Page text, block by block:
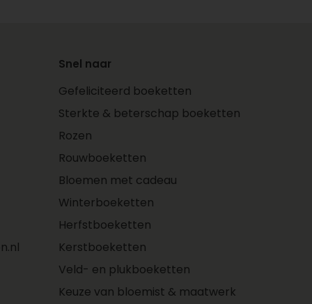
Snel naar
Gefeliciteerd boeketten
Sterkte & beterschap boeketten
Rozen
Rouwboeketten
Bloemen met cadeau
Winterboeketten
Herfstboeketten
Kerstboeketten
Veld- en plukboeketten
Keuze van bloemist & maatwerk